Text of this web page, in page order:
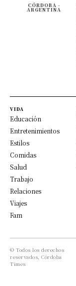
CÓRDOBA -
ARGENTINA
VIDA
Educación
Entretenimientos
Estilos
Comidas
Salud
Trabajo
Relaciones
Viajes
Fam
© Todos los derechos
reservados, Córdoba
Times